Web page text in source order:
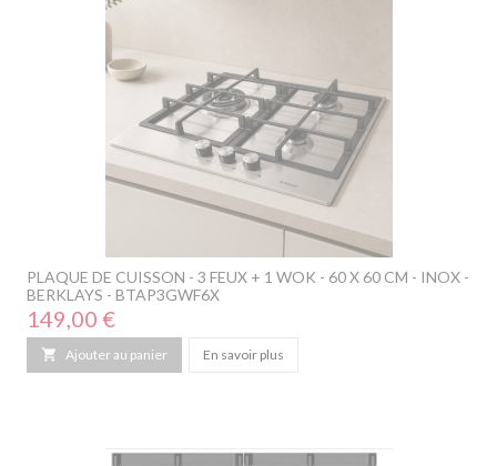
PLAQUE DE CUISSON - 3 FEUX + 1 WOK - 60 X 60 CM - INOX -
BERKLAYS - BTAP3GWF6X
Prix
149,00 €
 Ajouter au panier En savoir plus